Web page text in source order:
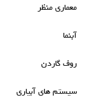
معماری منظر
آبنما
روف گاردن
سیستم های آبیاری